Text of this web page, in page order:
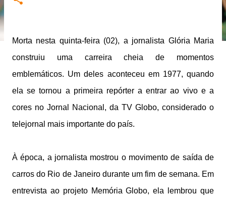
Morta nesta quinta-feira (02), a jornalista Glória Maria
construiu uma carreira cheia de momentos
emblemáticos. Um deles aconteceu em 1977, quando
ela se tornou a primeira repórter a entrar ao vivo e a
cores no Jornal Nacional, da TV Globo, considerado o
telejornal mais importante do país.
À época, a jornalista mostrou o movimento de saída de
carros do Rio de Janeiro durante um fim de semana. Em
entrevista ao projeto Memória Globo, ela lembrou que